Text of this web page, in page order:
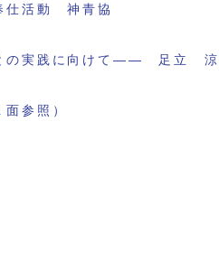
仕活動 神青協
の実践に向けて―― 足立
参照）